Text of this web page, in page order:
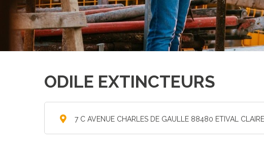
ODILE EXTINCTEURS
7 C AVENUE CHARLES DE GAULLE 88480 ETIVAL